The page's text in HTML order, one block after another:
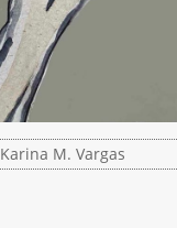
Karina M. Vargas